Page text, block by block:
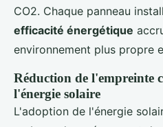
CO2. Chaque panneau
efficacité énergétique
environnement plus propre
Réduction de l'empreinte
l'énergie solaire
L'adoption de l'énergie